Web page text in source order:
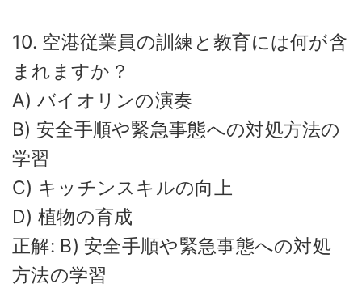
10. 空港従業員の訓練と教育には何が含
まれますか？
A) バイオリンの演奏
B) 安全手順や緊急事態への対処方法の
学習
C) キッチンスキルの向上
D) 植物の育成
正解: B) 安全手順や緊急事態への対処
方法の学習